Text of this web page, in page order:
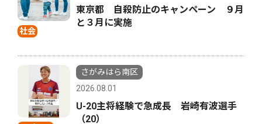
社会
東京都 自殺防止のキャンペーン ９月
と３月に実施
さがみはら南区
2026.08.01
U-20主将経験で急成長 岩崎有波選手
（20）